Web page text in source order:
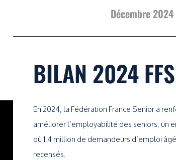
Décembre 2024
BILAN 2024 FFS
En 2024, la Fédération France Senior a
améliorer l’employabilité des seniors, un
où 1,4 million de demandeurs d’emploi
recensés.